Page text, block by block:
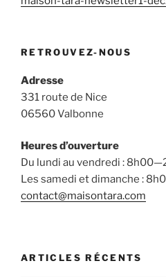
RETROUVEZ-NOUS
Adresse
331 route de Nice
06560 Valbonne
Heures d’ouverture
Du lundi au vendredi :
Les samedi et dimanche :
contact@maisontara.com
ARTICLES RÉCENTS